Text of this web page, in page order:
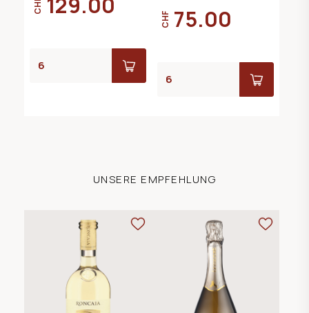
CHF
CHF 75.00
UNSERE EMPFEHLUNG